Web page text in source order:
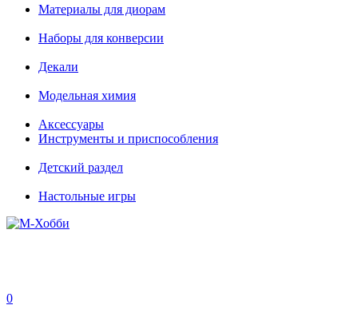
Материалы для диорам
Наборы для конверсии
Декали
Модельная химия
Аксессуары
Инструменты и приспособления
Детский раздел
Настольные игры
0